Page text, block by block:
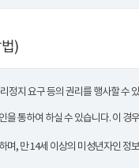
)
지 요구 등의 권리를 행사할 수
통하여 하실 수 있습니다. 이 경
, 만 14세 이상의 미성년자인 정